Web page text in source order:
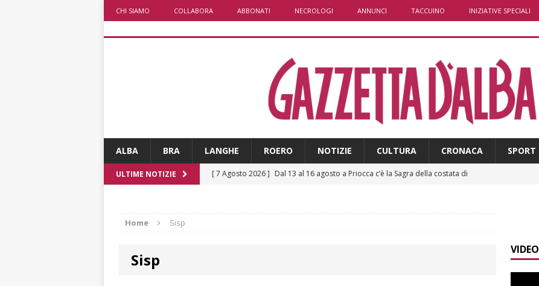
CHI SIAMO COLLABORA ABBONATI NECROLOGI ANNUNCI TACCUINO INIZIATIVE SPECIALI
ALBA BRA LANGHE ROERO NOTIZIE CULTURA CRONACA SPORT
ULTIME NOTIZIE [ 7 Agosto 2026 ] Dal 13 al 16 agosto a Priocca c’è la Sagra della costata di
Home Sisp
Sisp
VIDEO